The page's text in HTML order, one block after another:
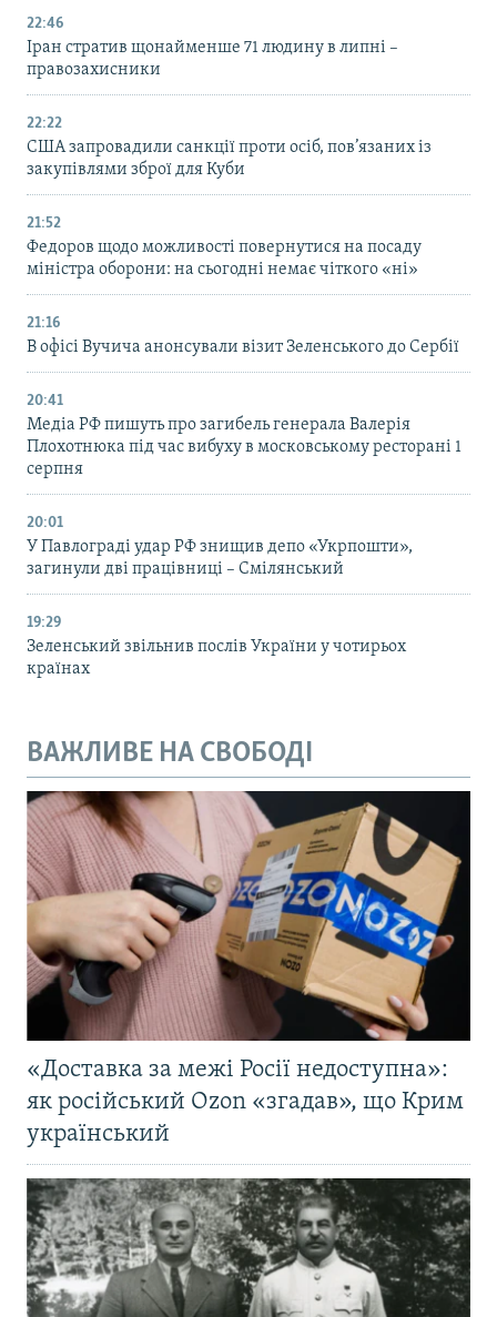
22:46
Іран стратив щонайменше 71 людину в липні –
правозахисники
22:22
США запровадили санкції проти осіб, пов’язаних із
закупівлями зброї для Куби
21:52
Федоров щодо можливості повернутися на посаду
міністра оборони: на сьогодні немає чіткого «ні»
21:16
В офісі Вучича анонсували візит Зеленського до Сербії
20:41
Медіа РФ пишуть про загибель генерала Валерія
Плохотнюка під час вибуху в московському ресторані 1
серпня
20:01
У Павлограді удар РФ знищив депо «Укрпошти»,
загинули дві працівниці – Смілянський
19:29
Зеленський звільнив послів України у чотирьох
країнах
ВАЖЛИВЕ НА СВОБОДІ
«Доставка за межі Росії недоступна»:
як російський Ozon «згадав», що Крим
український